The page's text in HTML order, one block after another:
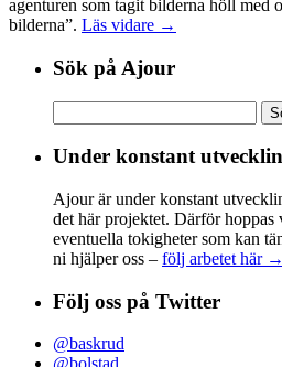
agenturen som tagit bilderna höll med
bilderna”. Läs vidare →
Sök på Ajour
efter:
Under konstant
Ajour är under konstant
det här projektet. Därför hoppas
eventuella tokigheter som kan
ni hjälper oss – följ arbetet här →
Följ oss på Twitter
@baskrud